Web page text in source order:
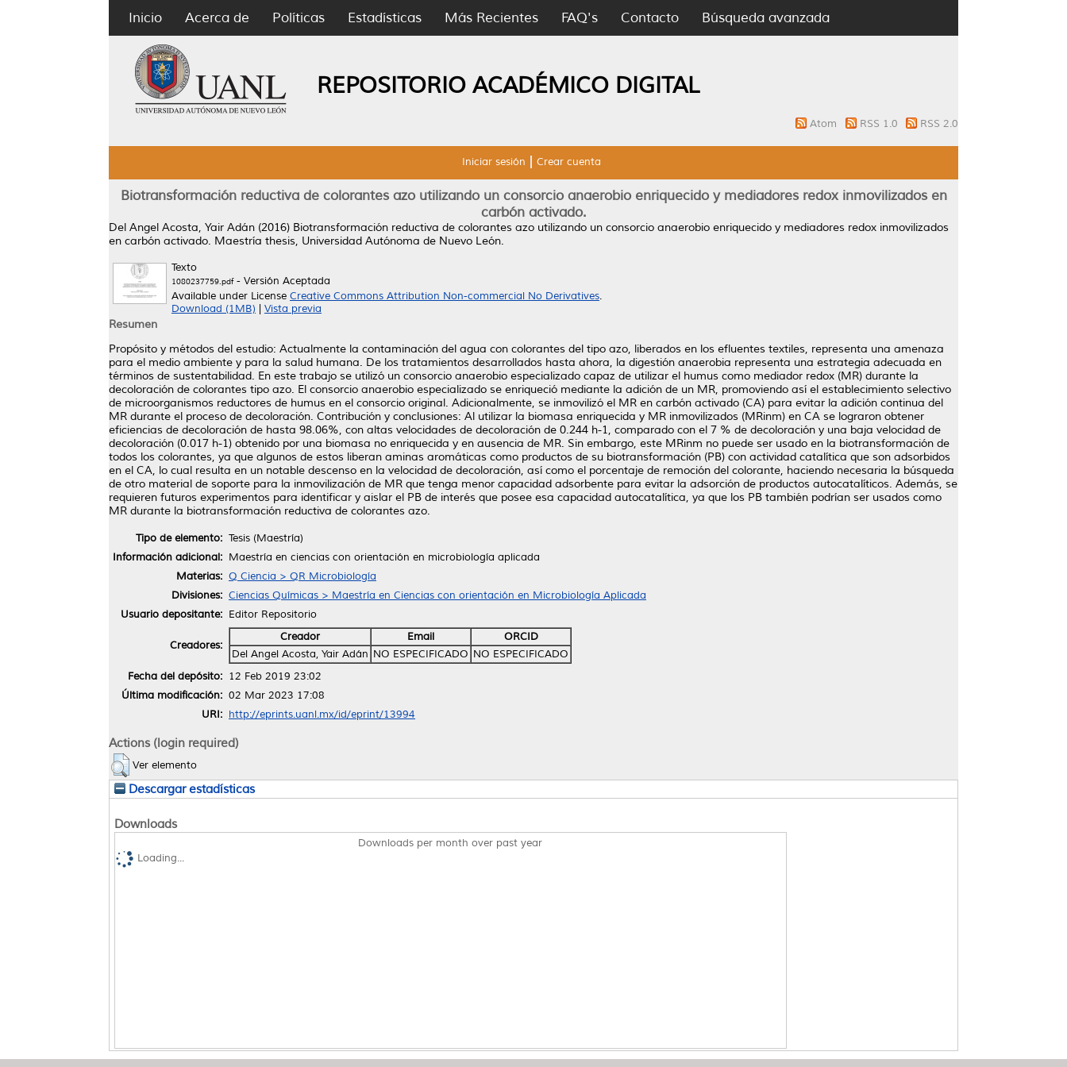
Inicio Acerca de Políticas Estadísticas Más Recientes FAQ's Contacto Búsqueda avanzada
REPOSITORIO ACADÉMICO DIGITAL
Atom RSS 1.0 RSS 2.0
Iniciar sesión Crear cuenta
Biotransformación reductiva de colorantes azo utilizando un consorcio anaerobio enriquecido y mediadores redox inmovilizados en
carbón activado.
Del Angel Acosta, Yair Adán (2016) Biotransformación reductiva de colorantes azo utilizando un consorcio anaerobio enriquecido y mediadores redox inmovilizados
en carbón activado. Maestría thesis, Universidad Autónoma de Nuevo León.
Texto
1080237759.pdf- Versión Aceptada
Available under License Creative Commons Attribution Non-commercial No Derivatives.
Download (1MB)
Vista previa
Resumen
Propósito y métodos del estudio: Actualmente la contaminación del agua con colorantes del tipo azo, liberados en los efluentes textiles, representa una amenaza
para el medio ambiente y para la salud humana. De los tratamientos desarrollados hasta ahora, la digestión anaerobia representa una estrategia adecuada en
términos de sustentabilidad. En este trabajo se utilizó un consorcio anaerobio especializado capaz de utilizar el humus como mediador redox (MR) durante la
decoloración de colorantes tipo azo. El consorcio anaerobio especializado se enriqueció mediante la adición de un MR, promoviendo así el establecimiento selectivo
de microorganismos reductores de humus en el consorcio original. Adicionalmente, se inmovilizó el MR en carbón activado (CA) para evitar la adición continua del
MR durante el proceso de decoloración. Contribución y conclusiones: Al utilizar la biomasa enriquecida y MR inmovilizados (MRinm) en CA se lograron obtener
eficiencias de decoloración de hasta 98.06%, con altas velocidades de decoloración de 0.244 h-1, comparado con el 7 % de decoloración y una baja velocidad de
decoloración (0.017 h-1) obtenido por una biomasa no enriquecida y en ausencia de MR. Sin embargo, este MRinm no puede ser usado en la biotransformación de
todos los colorantes, ya que algunos de estos liberan aminas aromáticas como productos de su biotransformación (PB) con actividad catalítica que son adsorbidos
en el CA, lo cual resulta en un notable descenso en la velocidad de decoloración, así como el porcentaje de remoción del colorante, haciendo necesaria la búsqueda
de otro material de soporte para la inmovilización de MR que tenga menor capacidad adsorbente para evitar la adsorción de productos autocatalíticos. Además, se
requieren futuros experimentos para identificar y aislar el PB de interés que posee esa capacidad autocatalítica, ya que los PB también podrían ser usados como
MR durante la biotransformación reductiva de colorantes azo.
Tipo de elemento: Tesis (Maestría)
Información adicional: Maestría en ciencias con orientación en microbiología aplicada
Materias: Q Ciencia > QR Microbiología
Divisiones: Ciencias Químicas > Maestría en Ciencias con orientación en Microbiología Aplicada
Usuario depositante: Editor Repositorio
Creadores:
Creador Email
ORCID
Del Angel Acosta, Yair Adán NO ESPECIFICADO NO ESPECIFICADO
Fecha del depósito: 12 Feb 2019 23:02
Última modificación: 02 Mar 2023 17:08
URI: http://eprints.uanl.mx/id/eprint/13994
Actions (login required)
Ver elemento
Descargar estadísticas
Downloads
Downloads per month over past year
Loading...